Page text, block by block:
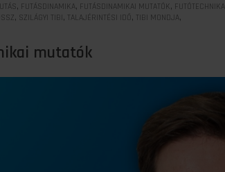
, FUTÁSDINAMIKA, FUTÁSDINAMIKAI MUTATÓK , FUTÓTECHNIKA
, SZILÁGYI TIBI, TALAJÉRINTÉSI IDŐ , TIBI MONDJA,
mutatók